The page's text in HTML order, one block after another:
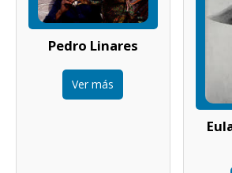
Pedro Linares
Ver más